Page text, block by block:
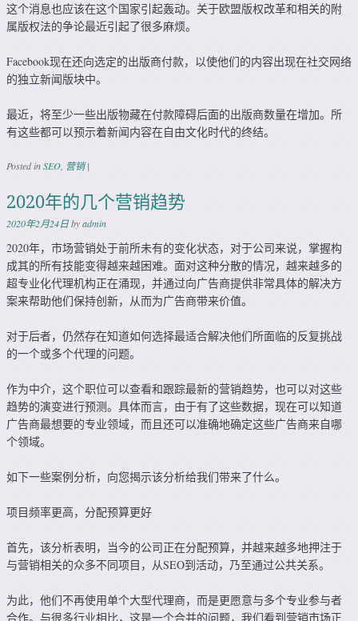
这个消息也应该在这个国家引起轰动。关于欧盟版权改革和相关的附
属版权法的争论最近引起了很多麻烦。
Facebook现在还向选定的出版商付款，以使他们的内容出现在社交网络
的独立新闻版块中。
最近，将至少一些出版物藏在付款障碍后面的出版商数量在增加。所
有这些都可以预示着新闻内容在自由文化时代的终结。
Posted inSEO, 营销 |
2020年的几个营销趋势
2020年2月24日byadmin
2020年，市场营销处于前所未有的变化状态，对于公司来说，掌握构
成其的所有技能变得越来越困难。面对这种分散的情况，越来越多的
超专业化代理机构正在涌现，并通过向广告商提供非常具体的解决方
案来帮助他们保持创新，从而为广告商带来价值。
对于后者，仍然存在知道如何选择最适合解决他们所面临的反复挑战
的一个或多个代理的问题。
作为中介，这个职位可以查看和跟踪最新的营销趋势，也可以对这些
趋势的演变进行预测。具体而言，由于有了这些数据，现在可以知道
广告商最想要的专业领域，而且还可以准确地确定这些广告商来自哪
个领域。
如下一些案例分析，向您揭示该分析给我们带来了什么。
项目频率更高，分配预算更好
首先，该分析表明，当今的公司正在分配预算，并越来越多地押注于
与营销相关的众多不同项目，从SEO到活动，乃至通过公共关系。
为此，他们不再使用单个大型代理商，而是更愿意与多个专业参与者
合作。与很多行业相比，这是一个合并的问题，我们看到营销市场正